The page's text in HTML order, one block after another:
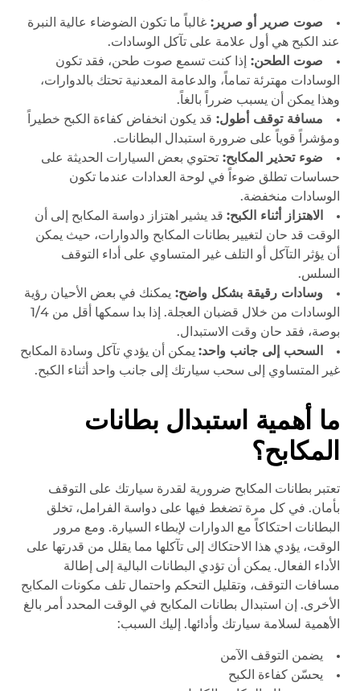
صوت صرير أو صرير: غالباً ما تكون الضوضاء عالية النبرة
عند الكبح هي أول علامة على تآكل الوسادات.
صوت الطحن: إذا كنت تسمع صوت طحن، فقد تكون
الوسادات مهترئة تماماً، والدعامة المعدنية تحتك بالدوارات،
وهذا يمكن أن يسبب ضرراً بالغاً.
مسافة توقف أطول: قد يكون انخفاض كفاءة الكبح خطيراً
ومؤشراً قوياً على ضرورة استبدال البطانات.
ضوء تحذير المكابح: تحتوي بعض السيارات الحديثة على
حساسات تطلق ضوءاً في لوحة العدادات عندما تكون
الوسادات منخفضة.
الاهتزاز أثناء الكبح: قد يشير اهتزاز دواسة المكابح إلى أن
الوقت قد حان لتغيير بطانات المكابح والدوارات، حيث يمكن
أن يؤثر التآكل أو التلف غير المتساوي على أداء التوقف
السلس.
وسادات رقيقة بشكل واضح: يمكنك في بعض الأحيان رؤية
الوسادات من خلال قضبان العجلة. إذا بدا سمكها أقل من 1/4
بوصة، فقد حان وقت الاستبدال.
السحب إلى جانب واحد: يمكن أن يؤدي تآكل وسادة المكابح
غير المتساوي إلى سحب سيارتك إلى جانب واحد أثناء الكبح.
ما أهمية استبدال بطانات
المكابح؟
تعتبر بطانات المكابح ضرورية لقدرة سيارتك على التوقف
بأمان. في كل مرة تضغط فيها على دواسة الفرامل، تخلق
البطانات احتكاكاً مع الدوارات لإبطاء السيارة. ومع مرور
الوقت، يؤدي هذا الاحتكاك إلى تآكلها مما يقلل من قدرتها على
الأداء الفعال. يمكن أن تؤدي البطانات البالية إلى إطالة
مسافات التوقف، وتقليل التحكم واحتمال تلف مكونات المكابح
الأخرى. إن استبدال بطانات المكابح في الوقت المحدد أمر بالغ
الأهمية لسلامة سيارتك وأدائها. إليك السبب:
يضمن التوقف الآمن
يحسّن كفاءة الكبح